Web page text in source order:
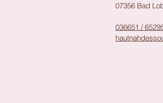
07356 Bad
036651 /